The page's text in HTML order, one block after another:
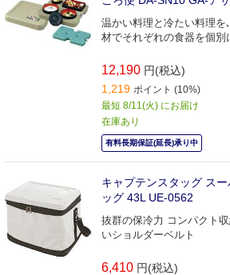
温かい料理と冷たい料理
材でそれぞれの食器を個別
12,190 円(税込)
1,219 ポイント (10%)
最短 8/11(火) にお届け
在庫あり
有料長期保証(延長)承り中
キャプテンスタッグ ス
ッグ 43L UE-0562
抜群の保冷力 コンパクト
いショルダーベルト
6,410 円(税込)